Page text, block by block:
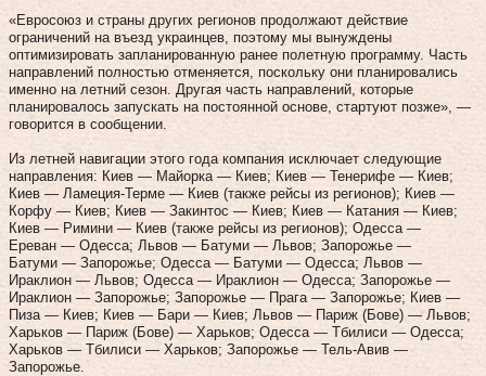
«Евросоюз и страны других регионов продолжают действие
ограничений на въезд украинцев, поэтому мы вынуждены
оптимизировать запланированную ранее полетную программу. Часть
направлений полностью отменяется, поскольку они планировались
именно на летний сезон. Другая часть направлений, которые
планировалось запускать на постоянной основе, стартуют позже», —
говорится в сообщении.
Из летней навигации этого года компания исключает следующие
направления: Киев — Майорка — Киев; Киев — Тенерифе — Киев;
Киев — Ламеция-Терме — Киев (также рейсы из регионов); Киев —
Корфу — Киев; Киев — Закинтос — Киев; Киев — Катания — Киев;
Киев — Римини — Киев (также рейсы из регионов); Одесса —
Ереван — Одесса; Львов — Батуми — Львов; Запорожье —
Батуми — Запорожье; Одесса — Батуми — Одесса; Львов —
Ираклион — Львов; Одесса — Ираклион — Одесса; Запорожье —
Ираклион — Запорожье; Запорожье — Прага — Запорожье; Киев —
Пиза — Киев; Киев — Бари — Киев; Львов — Париж (Бове) — Львов;
Харьков — Париж (Бове) — Харьков; Одесса — Тбилиси — Одесса;
Харьков — Тбилиси — Харьков; Запорожье — Тель-Авив —
Запорожье.